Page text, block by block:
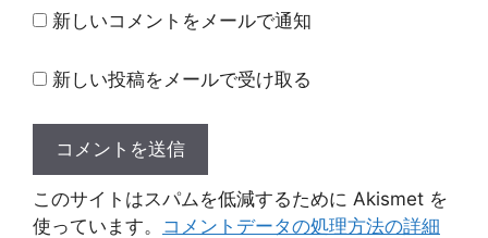
ト 新しいコメントをメールで通知
新しい投稿をメールで受け取る
このサイトはスパムを低減するために Akismet を
使っています。 コメントデータの処理方法の詳細